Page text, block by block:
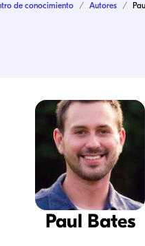
de conocimiento Autores
Paul Bates